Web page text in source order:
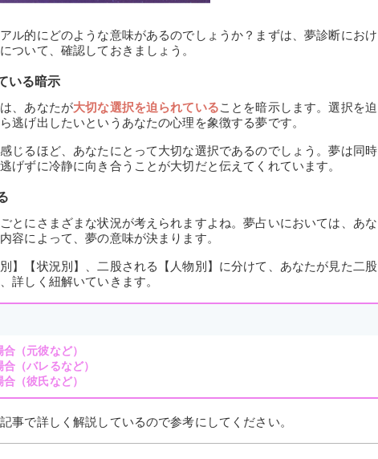
ル的にどのような意味があるのでしょうか？まずは、夢診断におけ
ついて、確認しておきましょう。
いる暗示
、あなたが大切な選択を迫られていることを暗示します。選択を迫
逃げ出したいというあなたの心理を象徴する夢です。
じるほど、あなたにとって大切な選択であるのでしょう。夢は同時
げずに冷静に向き合うことが大切だと伝えてくれています。
とにさまざまな状況が考えられますよね。夢占いにおいては、あな
容によって、夢の意味が決まります。
】【状況別】、二股される【人物別】に分けて、あなたが見た二股
詳しく紐解いていきます。
（元彼など）
（バレるなど）
（彼氏など）
事で詳しく解説しているので参考にしてください。